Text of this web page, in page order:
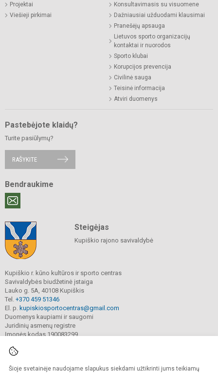
Šioje svetainėje naudojame slapukus siekdami užtikrinti jums teikiamų
Projektai
Viešieji pirkimai
Konsultavimasis su visuomene
Dažniausiai užduodami klausimai
Pranešėjų apsauga
Lietuvos sporto organizacijų
kontaktai ir nuorodos
Sporto klubai
Korupcijos prevencija
Civilinė sauga
Teisinė informacija
Atviri duomenys
Pastebėjote klaidų?
Turite pasiūlymų?
RAŠYKITE
Bendraukime
Steigėjas
Kupiškio rajono savivaldybė
Kupiškio r. kūno kultūros ir sporto centras
Savivaldybės biudžetinė įstaiga
Lauko g. 5A, 40108 Kupiškis
Tel. +370 459 51346
El. p. kupiskiosportocentras@gmail.com
Duomenys kaupiami ir saugomi
Juridinių asmenų registre
Įmonės kodas 190083299
© 2022. Kupiškio r. kūno kultūros ir sporto centras. Visos teisės saugomos.